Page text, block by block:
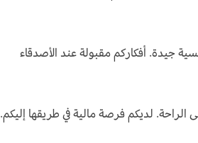
جيدة. أفكاركم مقبولة عند الأصدقاء
لديكم فرصة مالية في طريقها إليكم.